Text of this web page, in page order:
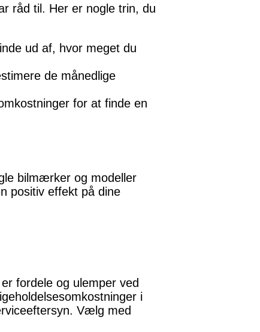
råd til. Her er nogle trin, du
ud af, hvor meget du
de månedlige
for at finde en
bilmærker og modeller
positiv effekt på dine
fordele og ulemper ved
i
Vælg med